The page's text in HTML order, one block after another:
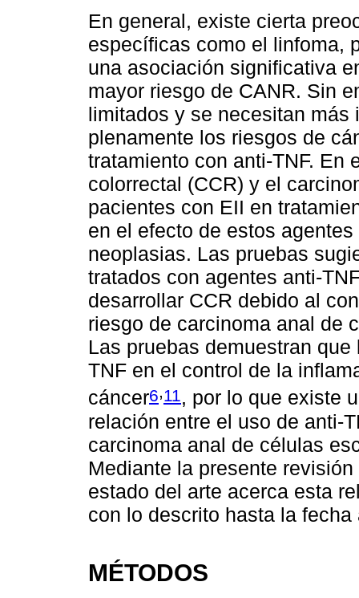
En general, existe cierta
específicas como el linfoma,
una asociación significativa
mayor riesgo de CANR. Sin
limitados y se necesitan más
plenamente los riesgos de
tratamiento con anti-TNF. En
colorrectal (CCR) y el
pacientes con EII en
en el efecto de estos
neoplasias. Las pruebas
tratados con agentes anti-
desarrollar CCR debido al
riesgo de carcinoma anal de
Las pruebas demuestran
TNF en el control de la
cáncer6,11 , por lo que existe
relación entre el uso de anti-
carcinoma anal de células
Mediante la presente
estado del arte acerca esta
con lo descrito hasta la fecha
MÉTODOS